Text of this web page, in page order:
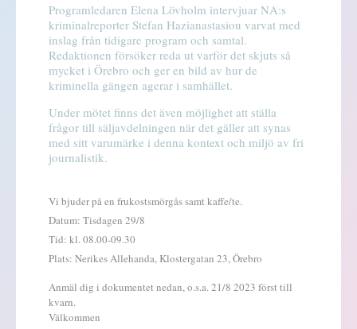
Programledaren Elena Lövholm intervjuar NA:s
kriminalreporter Stefan Hazianastasiou varvat med
inslag från tidigare program och samtal.
Redaktionen försöker reda ut varför det skjuts så
mycket i Örebro och ger en bild av hur de
kriminella gängen agerar i samhället.
Under mötet finns det även möjlighet att ställa
frågor till säljavdelningen när det gäller att synas
med sitt varumärke i denna kontext och miljö av fri
journalistik.
Vi bjuder på en frukostsmörgås samt kaffe/te.
Datum: Tisdagen 29/8
Tid: kl. 08.00-09.30
Plats: Nerikes Allehanda, Klostergatan 23, Örebro
Anmäl dig i dokumentet nedan, o.s.a. 21/8 2023 först till
kvarn.
Välkommen